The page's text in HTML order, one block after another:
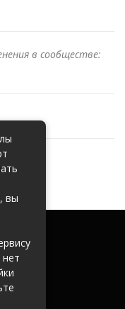
в сообществе:
вы
нет